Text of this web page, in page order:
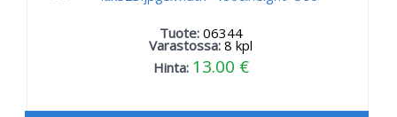
Tuote: 06344
Varastossa:8 kpl
Hinta: 13.00 €